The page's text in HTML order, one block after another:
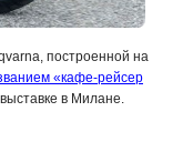
построенной на
«кафе-рейсер
в Милане.